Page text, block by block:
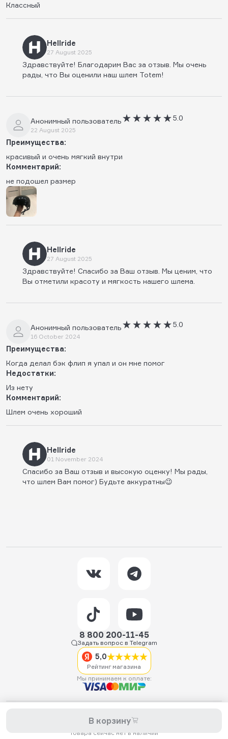
В корзину
Товара сейчас нет в наличии
Классный
Hellride
27 August 2025
Здравствуйте! Благодарим Вас за отзыв. Мы очень
рады, что Вы оценили наш шлем Totem!
Анонимный пользователь
22 August 2025
5.0
Преимущества:
красивый и очень мягкий внутри
Комментарий:
не подошел размер
Hellride
27 August 2025
Здравствуйте! Спасибо за Ваш отзыв. Мы ценим, что
Вы отметили красоту и мягкость нашего шлема.
Анонимный пользователь
16 October 2024
5.0
Преимущества:
Когда делал бэк флип я упал и он мне помог
Недостатки:
Из нету
Комментарий:
Шлем очень хороший
Hellride
01 November 2024
Спасибо за Ваш отзыв и высокую оценку! Мы рады,
что шлем Вам помог) Будьте аккуратны😉
8 800 200-11-45
Задать вопрос в Telegram
5,0
Рейтинг магазина
Мы принимаем к оплате:
самокатов, запчастей для самокатов, аксессуаров, экипировки,
одежды и обуви.